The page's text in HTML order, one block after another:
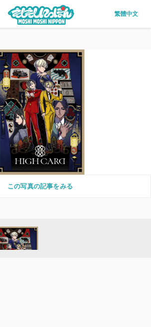
繁體中文
この写真の記事をみる